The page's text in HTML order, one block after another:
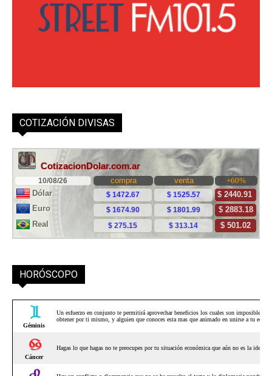
COTIZACIÓN DIVISAS
HORÓSCOPO